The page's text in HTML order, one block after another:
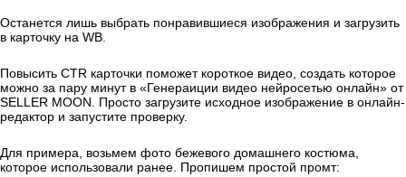
Останется лишь выбрать понравившиеся изображения и загрузить
в карточку на WB.
Повысить CTR карточки поможет короткое видео, создать которое
можно за пару минут в «Генераиции видео нейросетью онлайн» от
SELLER MOON. Просто загрузите исходное изображение в онлайн-
редактор и запустите проверку.
Для примера, возьмем фото бежевого домашнего костюма,
которое использовали ранее. Пропишем простой промт: